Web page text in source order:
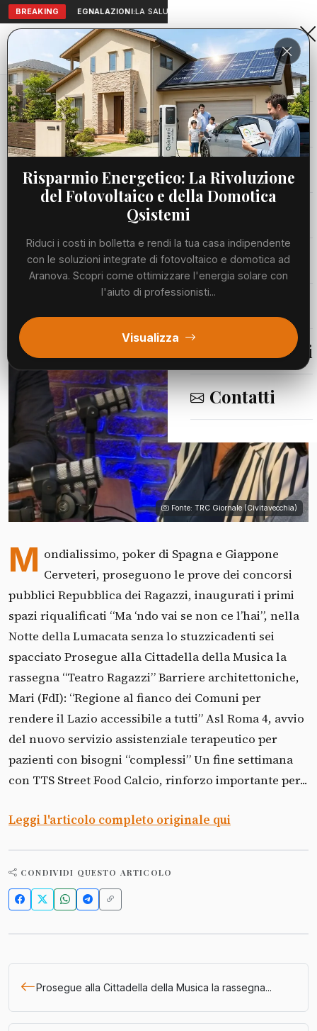
BREAKING SEGNALAZIONI:LA SALUTE A PORTATA DI MANO:
Aranova • NET
PORTALE UTILE AL TERRITORIO
Home
Cronaca
Viabilità
Meteo
Segnalazioni
Contatti
Cronaca Barriere architettoniche, Mari (FdI): “Regione...
CRONACA
Barriere architettoniche, Mari
(FdI): “Regione al fianco dei
Comuni per rendere il Lazio
accessibile a tutti”
LUNEDÌ, 22 GIUGNO 2026 28 LETTURE 1 MIN DI LETTURA
Fonte: TRC Giornale (Civitavecchia)
M ondialissimo, poker di Spagna e Giappone
Cerveteri, proseguono le prove dei concorsi
pubblici Repubblica dei Ragazzi, inaugurati i primi
spazi riqualificati “Ma ‘ndo vai se non ce l’hai”, nella
Notte della Lumacata senza lo stuzzicadenti sei
spacciato Prosegue alla Cittadella della Musica la
rassegna “Teatro Ragazzi” Barriere architettoniche,
Mari (FdI): “Regione al fianco dei Comuni per
rendere il Lazio accessibile a tutti” Asl Roma 4, avvio
del nuovo servizio assistenziale terapeutico per
pazienti con bisogni “complessi” Un fine settimana
con TTS Street Food Calcio, rinforzo importante per...
Leggi l'articolo completo originale qui
CONDIVIDI QUESTO ARTICOLO
Prosegue alla Cittadella della Musica la rassegna...
Risparmio Energetico: La Rivoluzione
del Fotovoltaico e della Domotica
Qsistemi
Riduci i costi in bolletta e rendi la tua casa indipendente
con le soluzioni integrate di fotovoltaico e domotica ad
Aranova. Scopri come ottimizzare l'energia solare con
l'aiuto di professionisti...
Visualizza